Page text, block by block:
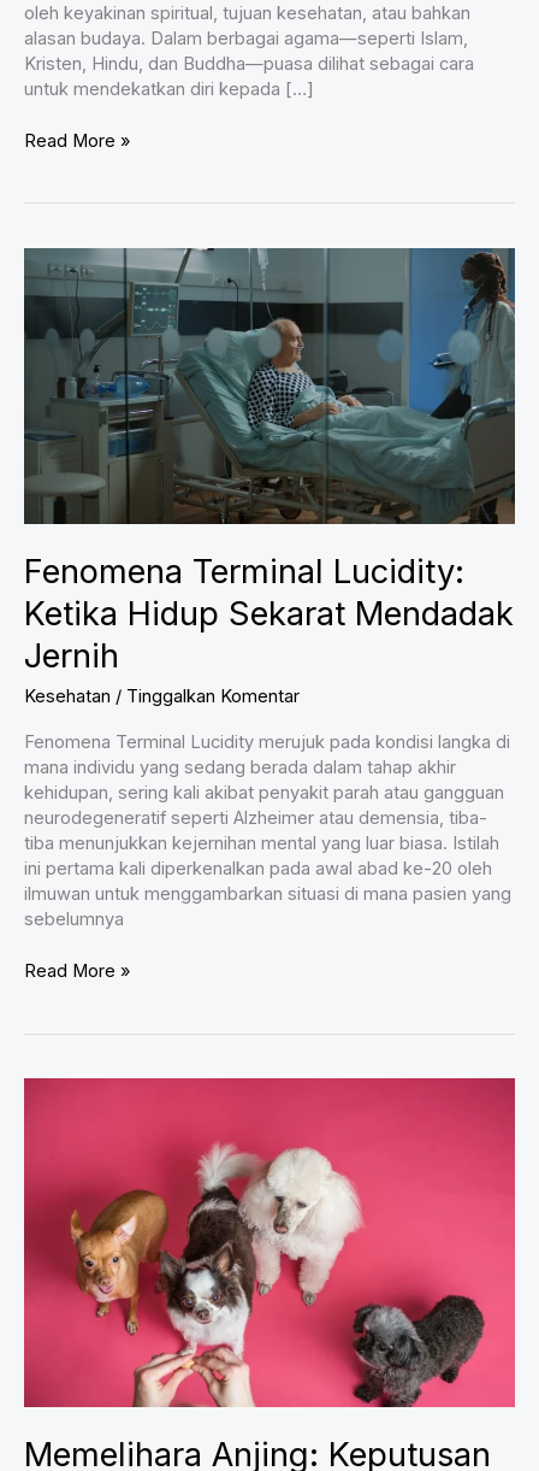
oleh keyakinan spiritual, tujuan kesehatan, atau bahkan
alasan budaya. Dalam berbagai agama—seperti Islam,
Kristen, Hindu, dan Buddha—puasa dilihat sebagai cara
untuk mendekatkan diri kepada […]
Apa
saat
Puasa?
Penjelasan
Ilmiah
Lengkap
Read More »
Fenomena Terminal Lucidity:
Ketika Hidup Sekarat Mendadak
Jernih
Kesehatan / Tinggalkan Komentar
Fenomena Terminal Lucidity merujuk pada kondisi langka di
mana individu yang sedang berada dalam tahap akhir
kehidupan, sering kali akibat penyakit parah atau gangguan
neurodegeneratif seperti Alzheimer atau demensia, tiba-
tiba menunjukkan kejernihan mental yang luar biasa. Istilah
ini pertama kali diperkenalkan pada awal abad ke-20 oleh
ilmuwan untuk menggambarkan situasi di mana pasien yang
sebelumnya
Fenomena
Read More »
Memelihara Anjing: Keputusan